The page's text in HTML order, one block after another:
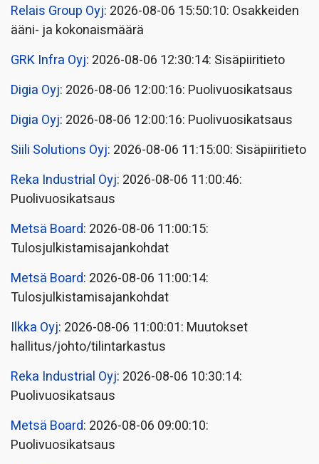
Relais Group Oyj: 2026-08-06 15:50:10: Osakkeiden
ääni- ja kokonaismäärä
GRK Infra Oyj: 2026-08-06 12:30:14: Sisäpiiritieto
Digia Oyj: 2026-08-06 12:00:16: Puolivuosikatsaus
Digia Oyj: 2026-08-06 12:00:16: Puolivuosikatsaus
Siili Solutions Oyj: 2026-08-06 11:15:00: Sisäpiiritieto
Reka Industrial Oyj: 2026-08-06 11:00:46:
Puolivuosikatsaus
Metsä Board: 2026-08-06 11:00:15:
Tulosjulkistamisajankohdat
Metsä Board: 2026-08-06 11:00:14:
Tulosjulkistamisajankohdat
Ilkka Oyj: 2026-08-06 11:00:01: Muutokset
hallitus/johto/tilintarkastus
Reka Industrial Oyj: 2026-08-06 10:30:14:
Puolivuosikatsaus
Metsä Board: 2026-08-06 09:00:10:
Puolivuosikatsaus